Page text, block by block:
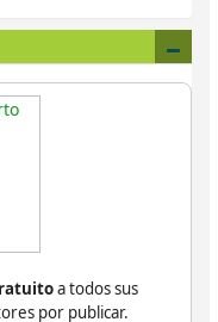
a todos sus
por publicar.